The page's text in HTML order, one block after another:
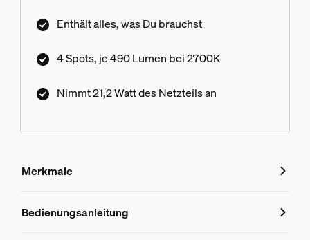
Enthält alles, was Du brauchst
4 Spots, je 490 Lumen bei 2700K
Nimmt 21,2 Watt des Netzteils an
Merkmale
Merkmale
Bedienungsanleitung